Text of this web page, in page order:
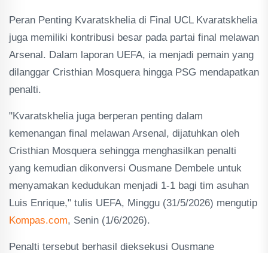
Peran Penting Kvaratskhelia di Final UCL Kvaratskhelia
juga memiliki kontribusi besar pada partai final melawan
Arsenal. Dalam laporan UEFA, ia menjadi pemain yang
dilanggar Cristhian Mosquera hingga PSG mendapatkan
penalti.
"Kvaratskhelia juga berperan penting dalam
kemenangan final melawan Arsenal, dijatuhkan oleh
Cristhian Mosquera sehingga menghasilkan penalti
yang kemudian dikonversi Ousmane Dembele untuk
menyamakan kedudukan menjadi 1-1 bagi tim asuhan
Luis Enrique," tulis UEFA, Minggu (31/5/2026) mengutip
Kompas.com, Senin (1/6/2026).
Penalti tersebut berhasil dieksekusi Ousmane